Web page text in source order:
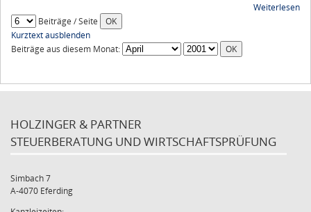
Weiterlesen
Beiträge / Seite
Kurztext ausblenden
Beiträge aus diesem Monat:
HOLZINGER & PARTNER
STEUERBERATUNG UND WIRTSCHAFTSPRÜFUNG
Simbach 7
A-4070 Eferding